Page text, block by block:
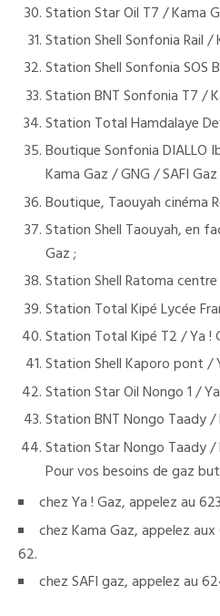
Station Star Oil T7 / Kama
Station Shell Sonfonia Rail /
Station Shell Sonfonia SOS
Station BNT Sonfonia T7 /
Station Total Hamdalaye
Boutique Sonfonia DIALLO
Kama Gaz / GNG / SAFI
Boutique, Taouyah cinéma
Station Shell Taouyah, en
Gaz ;
Station Shell Ratoma
Station Total Kipé Lycée
Station Total Kipé T2 / Ya !
Station Shell Kaporo pont /
Station Star Oil Nongo 1 /
Station BNT Nongo Taady /
Station Star Nongo Taady /
Pour vos besoins de gaz
chez Ya ! Gaz, appelez au
chez Kama Gaz, appelez
62.
chez SAFI gaz, appelez au